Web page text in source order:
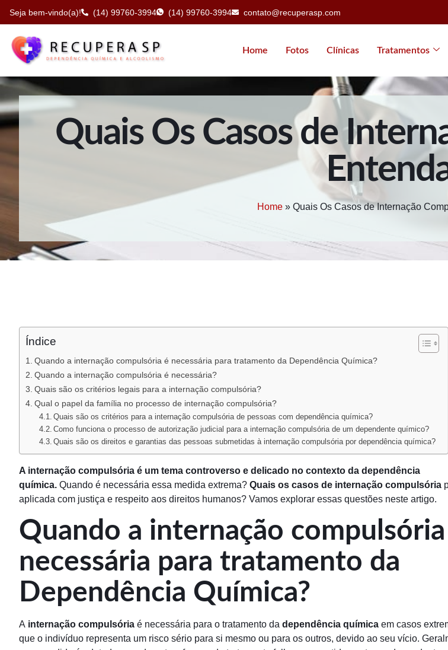
Seja bem-vindo(a)! (14) 99760-3994 (14) 99760-3994 contato@recuperasp.com
Home Fotos Clínicas Tratamentos
Quais Os Casos de
Home» Quais Os Casos de Internação
Índice
Quando a internação compulsória é necessária para tratamento da Dependência Química?
Quando a internação compulsória é necessária?
Quais são os critérios legais para a internação compulsória?
Qual o papel da família no processo de internação compulsória?
Quais são os critérios para a internação compulsória de pessoas com dependência química?
Como funciona o processo de autorização judicial para a internação compulsória de um dependente químico?
Quais são os direitos e garantias das pessoas submetidas à internação compulsória por dependência química?
A internação compulsória é um tema controverso e delicado no contexto da dependência
química. Quando é necessária essa medida extrema? Quais os casos de internação compulsória
aplicada com justiça e respeito aos direitos humanos? Vamos explorar essas questões neste artigo.
Quando a internação
necessária para tratamento da
Dependência Química?
A internação compulsória é necessária para o tratamento da dependência química em casos
que o indivíduo representa um risco sério para si mesmo ou para os outros, devido ao seu vício.